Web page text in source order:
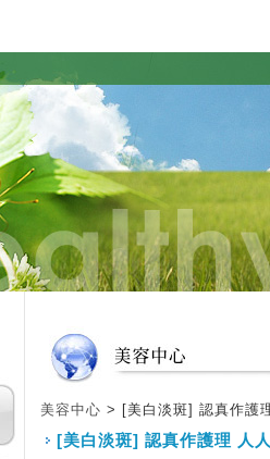
美容中心‎ > [美白淡斑] 認真作護
[美白淡斑] 認真作護理 人